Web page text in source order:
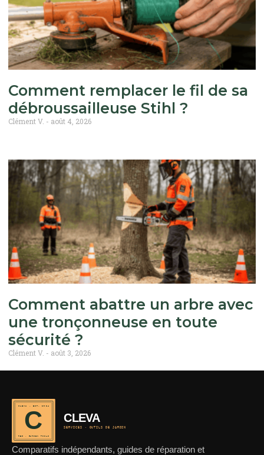
Comment remplacer le fil de sa
débroussailleuse Stihl ?
Clément V. août 4, 2026
Comment abattre un arbre avec
une tronçonneuse en toute
sécurité ?
Clément V. août 3, 2026
C
CLEVA · EST. 2024
REF · GARDEN TOOLS
CLEVA
SERVICES · OUTILS DE JARDIN
Comparatifs indépendants, guides de réparation et